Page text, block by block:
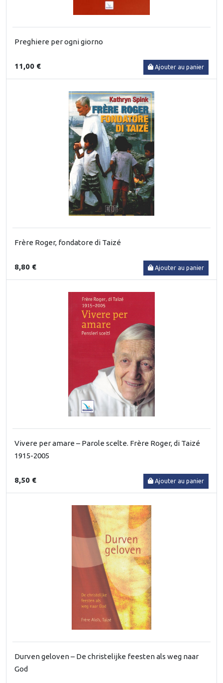
Preghiere per ogni giorno
11,00 € Ajouter au panier
Frère Roger, fondatore di Taizé
8,80 € Ajouter au panier
Vivere per amare – Parole scelte. Frère Roger, di Taizé
1915-2005
8,50 € Ajouter au panier
Durven geloven – De christelijke feesten als weg naar
God